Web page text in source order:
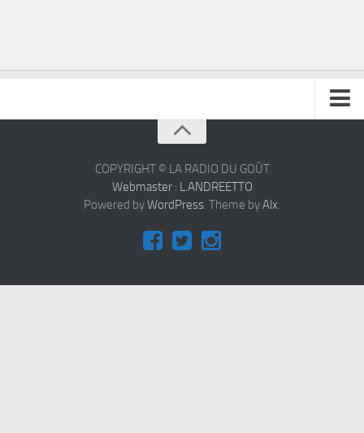
COPYRIGHT © LA RADIO DU GOÛT
Webmaster : L.ANDREETTO
Powered byWordPress. Theme byAlx.